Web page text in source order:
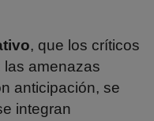
, que los críticos
las amenazas
anticipación, se
integran